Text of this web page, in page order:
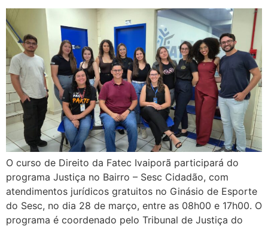
O curso de Direito da Fatec Ivaiporã participará do
programa Justiça no Bairro – Sesc Cidadão, com
atendimentos jurídicos gratuitos no Ginásio de Esporte
do Sesc, no dia 28 de março, entre as 08h00 e 17h00. O
programa é coordenado pelo Tribunal de Justiça do